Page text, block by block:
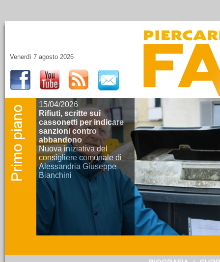
Venerdì 7 agosto 2026
15/04/2026
Rifiuti, scritte sui
cassonetti per indicare
sanzioni contro
abbandono
Nuova iniziativa del
consigliere comunale di
Alessandria Giuseppe
Bianchini
Referendum sulla